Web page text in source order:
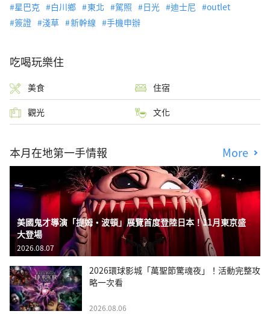
星巴克
白川鄉 東北 駕照 日光 迪士尼
outlet
簽證
淺草 新幹線 手機申辦
吃喝玩樂住
美食 住宿
觀光 文化
本月在地第一手情報 More
美國鬼才導演「提姆・波頓」展覽首度登陸日本！11月東京盛
大登場
2026.08.07
2026環球影城「萬聖節驚魂夜」！活動完整攻
略一次看
2026.08.06